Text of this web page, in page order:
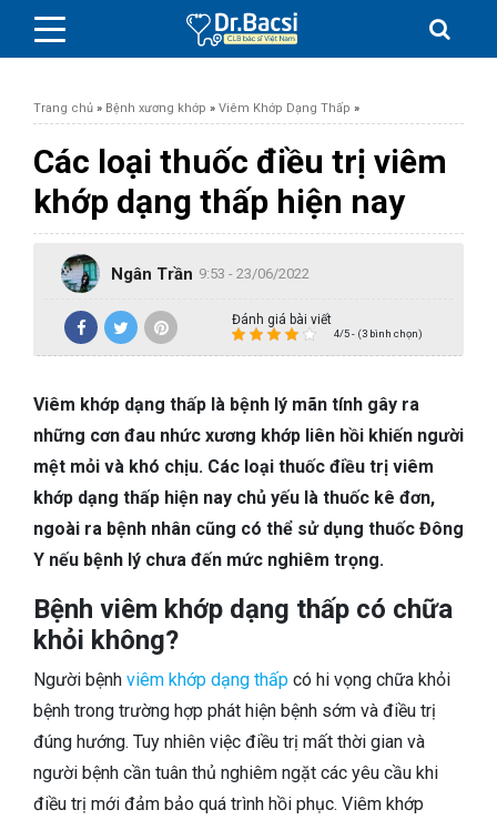
BỆNH DA LIỄU
BỆNH PHỤ KHOA
BỆNH XƯƠNG KHỚP
TAI – MŨI – HỌNG
TIÊU HÓA
DA LIỄU THẨM MỸ
NHA KHOA
Trang chủ » Bệnh xương khớp » Viêm Khớp Dạng Thấp »
Các loại thuốc điều trị viêm
khớp dạng thấp hiện nay
Ngân Trần 9:53 - 23/06/2022
Đánh giá bài viết
4/5 - (3 bình chọn)
Viêm khớp dạng thấp là bệnh lý mãn tính gây ra
những cơn đau nhức xương khớp liên hồi khiến người
mệt mỏi và khó chịu. Các loại thuốc điều trị viêm
khớp dạng thấp hiện nay chủ yếu là thuốc kê đơn,
ngoài ra bệnh nhân cũng có thể sử dụng thuốc Đông
Y nếu bệnh lý chưa đến mức nghiêm trọng.
Bệnh viêm khớp dạng thấp có chữa
khỏi không?
Người bệnh viêm khớp dạng thấp có hi vọng chữa khỏi
bệnh trong trường hợp phát hiện bệnh sớm và điều trị
đúng hướng. Tuy nhiên việc điều trị mất thời gian và
người bệnh cần tuân thủ nghiêm ngặt các yêu cầu khi
điều trị mới đảm bảo quá trình hồi phục. Viêm khớp